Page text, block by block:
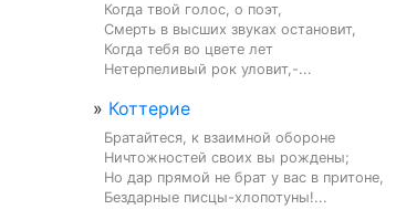
Когда твой голос, о поэт,
Смерть в высших звуках остановит,
Когда тебя во цвете лет
Нетерпеливый рок уловит,-...
» Коттерие
Братайтеся, к взаимной обороне
Ничтожностей своих вы рождены;
Но дар прямой не брат у вас в притоне,
Бездарные писцы-хлопотуны!...